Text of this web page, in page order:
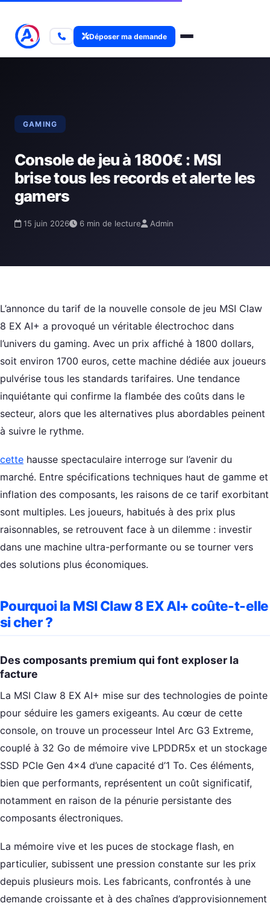
Déposer ma demande
GAMING
Console de jeu à 1800€ : MSI
brise tous les records et alerte les
gamers
15 juin 2026 6 min de lecture Admin
L’annonce du tarif de la nouvelle console de jeu MSI Claw
8 EX AI+ a provoqué un véritable électrochoc dans
l’univers du gaming. Avec un prix affiché à 1800 dollars,
soit environ 1700 euros, cette machine dédiée aux joueurs
pulvérise tous les standards tarifaires. Une tendance
inquiétante qui confirme la flambée des coûts dans le
secteur, alors que les alternatives plus abordables peinent
à suivre le rythme.
cette hausse spectaculaire interroge sur l’avenir du
marché. Entre spécifications techniques haut de gamme et
inflation des composants, les raisons de ce tarif exorbitant
sont multiples. Les joueurs, habitués à des prix plus
raisonnables, se retrouvent face à un dilemme : investir
dans une machine ultra-performante ou se tourner vers
des solutions plus économiques.
Pourquoi la MSI Claw 8 EX AI+ coûte-t-elle
si cher ?
Des composants premium qui font exploser la
facture
La MSI Claw 8 EX AI+ mise sur des technologies de pointe
pour séduire les gamers exigeants. Au cœur de cette
console, on trouve un processeur Intel Arc G3 Extreme,
couplé à 32 Go de mémoire vive LPDDR5x et un stockage
SSD PCIe Gen 4×4 d’une capacité d’1 To. Ces éléments,
bien que performants, représentent un coût significatif,
notamment en raison de la pénurie persistante des
composants électroniques.
La mémoire vive et les puces de stockage flash, en
particulier, subissent une pression constante sur les prix
depuis plusieurs mois. Les fabricants, confrontés à une
demande croissante et à des chaînes d’approvisionnement